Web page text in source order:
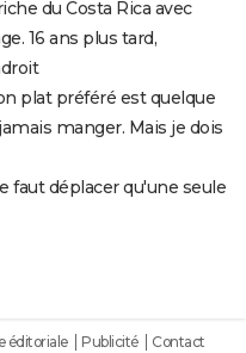
du Costa Rica avec
16 ans plus tard,
plat préféré est quelque
manger. Mais je dois
faut déplacer qu'une seule
éditoriale Publicité Contact